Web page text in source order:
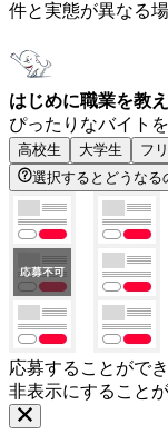
件と実態が異なる
はじめに職業を教
ぴったりなバイト
高校生 大学生 フ
選択するとどうなる
応募することがで
非表示にすること